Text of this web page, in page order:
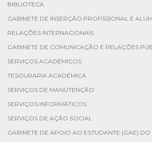
BIBLIOTECA
GABINETE DE INSERÇÃO PROFISSIONAL E
RELAÇÕES INTERNACIONAIS
GABINETE DE COMUNICAÇÃO E RELAÇÕES
SERVIÇOS ACADÉMICOS
TESOURARIA ACADÉMICA
SERVIÇOS DE MANUTENÇÃO
SERVIÇOS INFORMÁTICOS
SERVIÇOS DE AÇÃO SOCIAL
GABINETE DE APOIO AO ESTUDANTE (GAE) DO